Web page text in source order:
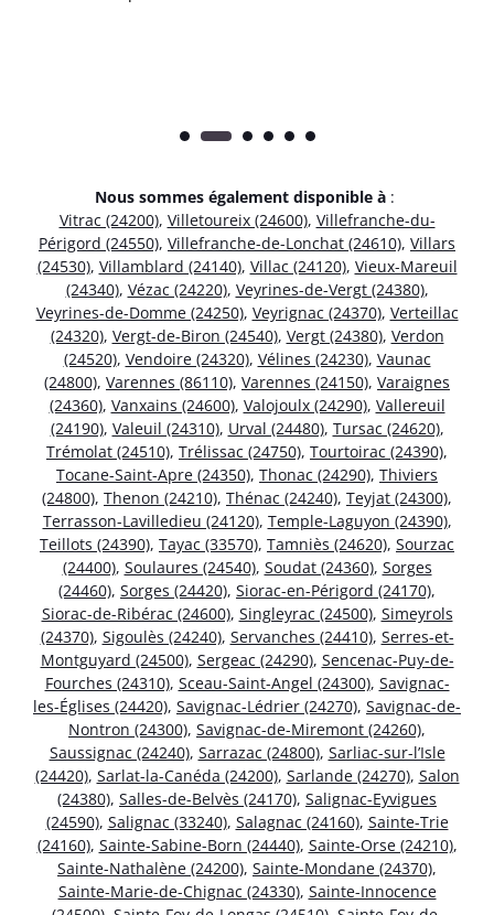
Nous sommes également disponible à :
Vitrac (24200), Villetoureix (24600), Villefranche-du-
Périgord (24550), Villefranche-de-Lonchat (24610), Villars
(24530), Villamblard (24140), Villac (24120), Vieux-Mareuil
(24340), Vézac (24220), Veyrines-de-Vergt (24380),
Veyrines-de-Domme (24250), Veyrignac (24370), Verteillac
(24320), Vergt-de-Biron (24540), Vergt (24380), Verdon
(24520), Vendoire (24320), Vélines (24230), Vaunac
(24800), Varennes (86110), Varennes (24150), Varaignes
(24360), Vanxains (24600), Valojoulx (24290), Vallereuil
(24190), Valeuil (24310), Urval (24480), Tursac (24620),
Trémolat (24510), Trélissac (24750), Tourtoirac (24390),
Tocane-Saint-Apre (24350), Thonac (24290), Thiviers
(24800), Thenon (24210), Thénac (24240), Teyjat (24300),
Terrasson-Lavilledieu (24120), Temple-Laguyon (24390),
Teillots (24390), Tayac (33570), Tamniès (24620), Sourzac
(24400), Soulaures (24540), Soudat (24360), Sorges
(24460), Sorges (24420), Siorac-en-Périgord (24170),
Siorac-de-Ribérac (24600), Singleyrac (24500), Simeyrols
(24370), Sigoulès (24240), Servanches (24410), Serres-et-
Montguyard (24500), Sergeac (24290), Sencenac-Puy-de-
Fourches (24310), Sceau-Saint-Angel (24300), Savignac-
les-Églises (24420), Savignac-Lédrier (24270), Savignac-de-
Nontron (24300), Savignac-de-Miremont (24260),
Saussignac (24240), Sarrazac (24800), Sarliac-sur-l’Isle
(24420), Sarlat-la-Canéda (24200), Sarlande (24270), Salon
(24380), Salles-de-Belvès (24170), Salignac-Eyvigues
(24590), Salignac (33240), Salagnac (24160), Sainte-Trie
(24160), Sainte-Sabine-Born (24440), Sainte-Orse (24210),
Sainte-Nathalène (24200), Sainte-Mondane (24370),
Sainte-Marie-de-Chignac (24330), Sainte-Innocence